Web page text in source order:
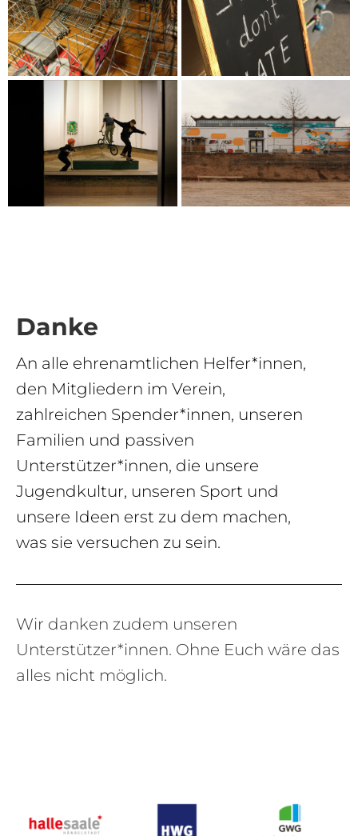
Danke
An alle ehrenamtlichen Helfer*innen,
den Mitgliedern im Verein,
zahlreichen Spender*innen, unseren
Familien und passiven
Unterstützer*innen, die unsere
Jugendkultur, unseren Sport und
unsere Ideen erst zu dem machen,
was sie versuchen zu sein.
Wir danken zudem unseren
Unterstützer*innen. Ohne Euch wäre das
alles nicht möglich.